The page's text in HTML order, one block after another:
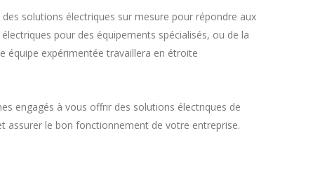
solutions électriques sur mesure pour répondre aux
pour des équipements spécialisés, ou de la
équipe expérimentée travaillera en étroite
engagés à vous offrir des solutions électriques de
assurer le bon fonctionnement de votre entreprise.